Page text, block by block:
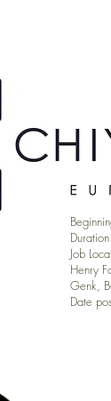
Job
Henry
Genk,
Date